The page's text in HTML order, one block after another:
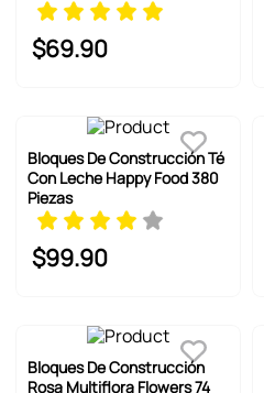
$69.90
Bloques De Construcción Té
Con Leche Happy Food 380
Piezas
$99.90
Bloques De Construcción
Rosa Multiflora Flowers 74